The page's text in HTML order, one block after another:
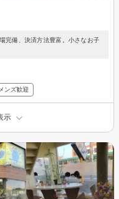
完備、決済方法豊富。小さなお子
メンズ歓迎
示